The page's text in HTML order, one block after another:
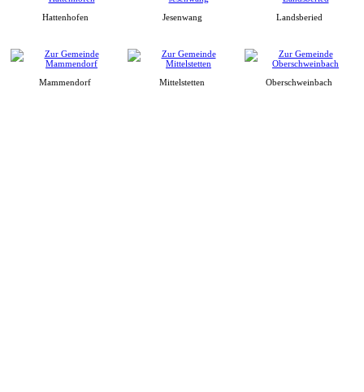
Hattenhofen Jesenwang Landsberied
Mammendorf Mittelstetten Oberschweinbach